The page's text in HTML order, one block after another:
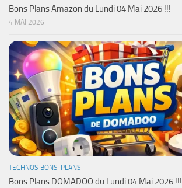
Bons Plans Amazon du Lundi 04 Mai 2026 !!!
4 MAI 2026
TECHNOS BONS-PLANS
Bons Plans DOMADOO du Lundi 04 Mai 2026 !!!